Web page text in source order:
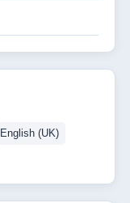
English (UK)